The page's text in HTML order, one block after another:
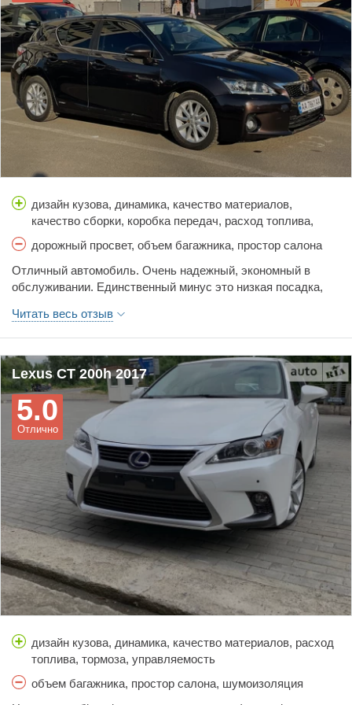
дизайн кузова, динамика, качество материалов,
качество сборки, коробка передач, расход топлива,
цена, шумоизоляция
дорожный просвет, объем багажника, простор салона
Отличный автомобиль. Очень надежный, экономный в
обслуживании. Единственный минус это низкая посадка,
Читать весь отзыв
Lexus CT 200h 2017
Отлично
5.0
дизайн кузова, динамика, качество материалов, расход
топлива, тормоза, управляемость
объем багажника, простор салона, шумоизоляция